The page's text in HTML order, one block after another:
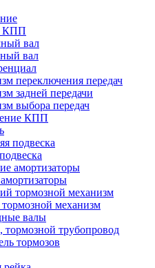
КПП
вал
вал
переключения передач
задней передачи
выбора передач
КПП
подвеска
амортизаторы
тормозной механизм
механизм
валы
тормозной трубопровод
тормозов